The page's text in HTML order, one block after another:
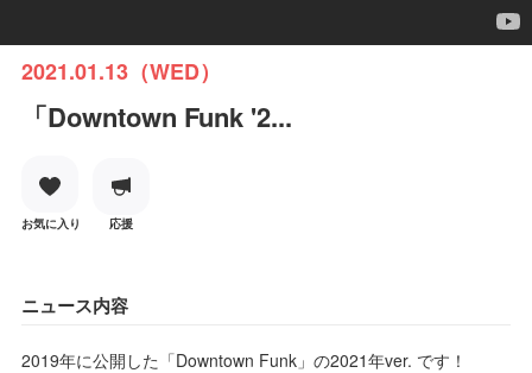
2021.01.13（WED）
「Downtown Funk '2...
お気に入り 応援
ニュース内容
2019年に公開した「Downtown Funk」の2021年ver. です！